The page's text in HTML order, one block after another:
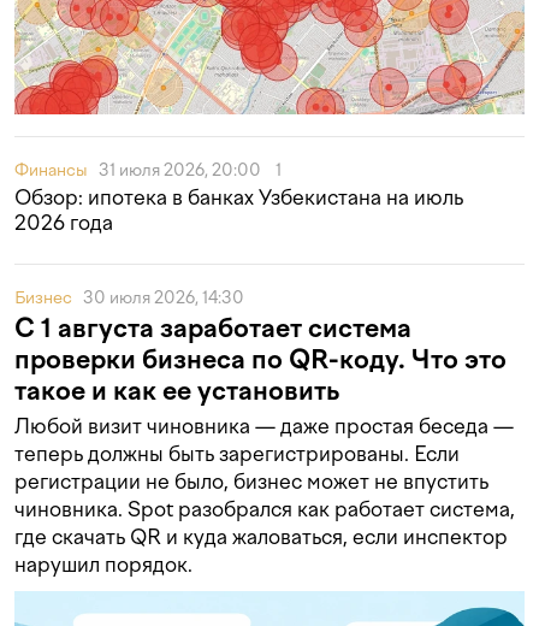
Финансы 31 июля 2026, 20:00 1
Обзор: ипотека в банках Узбекистана на июль
2026 года
Бизнес 30 июля 2026, 14:30
С 1 августа заработает система
проверки бизнеса по QR-коду. Что это
такое и как ее установить
Любой визит чиновника — даже простая беседа —
теперь должны быть зарегистрированы. Если
регистрации не было, бизнес может не впустить
чиновника. Spot разобрался как работает система,
где скачать QR и куда жаловаться, если инспектор
нарушил порядок.